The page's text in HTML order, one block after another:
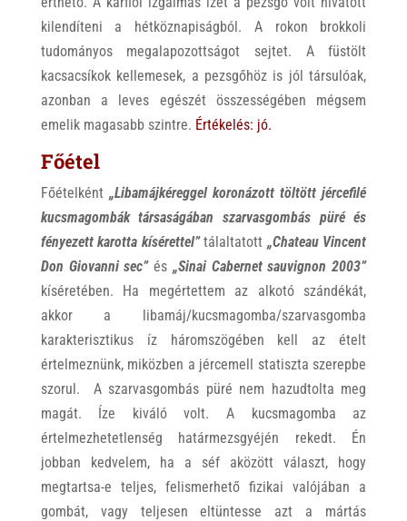
kilendíteni a hétköznapiságból. A rokon brokkoli
tudományos megalapozottságot sejtet. A füstölt
kacsacsíkok kellemesek, a pezsgőhöz is jól társulóak,
azonban a leves egészét összességében mégsem
emelik magasabb szintre. Értékelés: jó.
Főétel
Főételként „Libamájkéreggel koronázott töltött jércefilé
kucsmagombák társaságában szarvasgombás püré és
fényezett karotta kísérettel”tálaltatott „Chateau Vincent
Don Giovanni sec”és „Sinai Cabernet sauvignon 2003”
kíséretében. Ha megértettem az alkotó szándékát,
akkor a libamáj/kucsmagomba/szarvasgomba
karakterisztikus íz háromszögében kell az ételt
értelmeznünk, miközben a jércemell statiszta szerepbe
szorul. A szarvasgombás püré nem hazudtolta meg
magát. Íze kiváló volt. A kucsmagomba az
értelmezhetetlenség határmezsgyéjén rekedt. Én
jobban kedvelem, ha a séf aközött választ, hogy
megtartsa-e teljes, felismerhető fizikai valójában a
gombát, vagy teljesen eltüntesse azt a mártás